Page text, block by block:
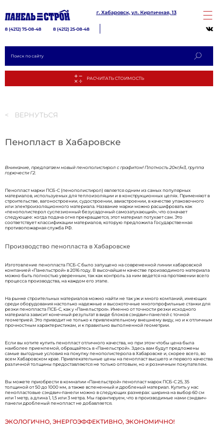
г. Хабаровск, ул. Кирпичная, 13
8 (4212) 75-08-48 8 (4212) 25-08-48
< ВЕРНУТЬСЯ
Пенопласт в Хабаровске
Внимание, предлагаем новый пенополистирол с графитом! Плотность 20кг/м3, группа
горючести Г2.
Пенопласт марки ПСБ-С (пенополистирол) является одним из самых популярных
материалов, используемых для теплоизоляции и в конструкционных целях. Применяют в
строительстве, вагоностроении, судостроении, авиастроении, в качестве упаковочного
или электроизоляционного материала. Название марки можно расшифровать как
«пенополистерол суспезионный безусадочный самозатухающий», что означает
следующее: когда подача огня прекращается, этот материал потухает сам. Это
соответствует классификации материалов, которую предложила Государственная
противопожарная служба РФ.
Производство пенопласта в Хабаровске
Изготовление пенопласта ПСБ-С было запущено на современной линии хабаровской
компанией «Панельстрой» в 2016 году. В высочайшем качестве производимого материала
можно быть полностью уверенным, так как контроль за ним ведется на протяжении всего
процесса производства, на каждом его этапе.
На рынке строительных материалов можно найти не так уж и много компаний, имеющих
среди оборудования настолько надежные и высокоточные многопрофильные станки для
резки пенопласта ПСБ-С, как у «Панельстроя». Именно от точности резки исходного
материала зависит конечный результат в виде блоков сэндвич-панелей с точной
геометрией. Это приводит не только к привлекательному внешнему виду, но и к отличным
прочностным характеристикам, и к правильно выполненной геометрии.
Если вы хотите купить пенопласт отличного качества, но при этом чтобы цена была
наиболее приемлемой, обращайтесь в «Панельстрой». Здесь вам будут предложены
самые выгодные условия на покупку пенополистерола в Хабаровске и, скорее всего, во
всем Хабаровском крае. Привлекательные цены на пенопласт высшего и первого качества
различной толщины предоставляются не только оптовым, но и розничным покупателям.
Вы можете приобрести в комнапии «Панельстрой» пенопласт марок ПСБ-С 25, 35
толщиной от 50 до 1000 мм, а также вспененный и дробленый материал. Купить у нас
пенопластовые сэндвич-панели можно в следующих размерах: ширина на выбор 60 см
или 1 метр, а длина 1, 1,5 или 3 метра. Мы гарантируем, что в производимые нами сэндвич-
панели дробленый пенопласт не добавляется.
ЭКОЛОГИЧНО, ЭНЕРГОЭФФЕКТИВНО, ЭКОНОМИЧНО!